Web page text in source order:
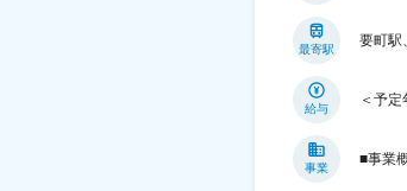
最寄駅
要町駅
給与
＜予
事業
■事業